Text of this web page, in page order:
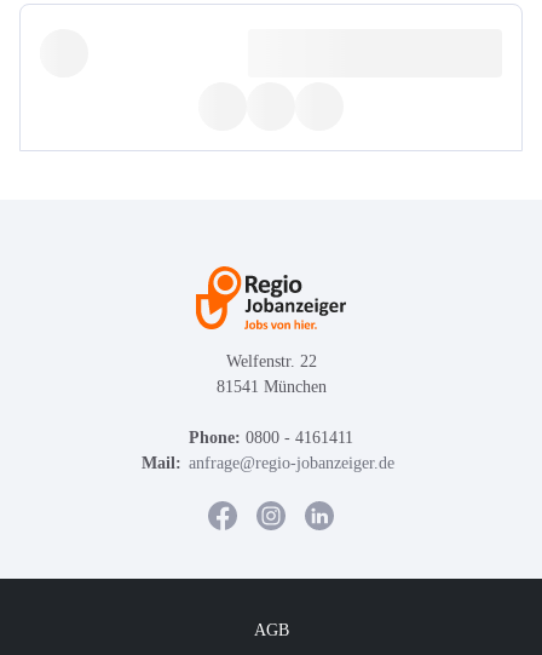
Welfenstr. 22
81541 München
Phone: 0800 - 4161411
Mail: anfrage@regio-jobanzeiger.de
AGB